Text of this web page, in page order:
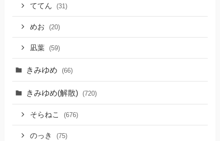
ててん (31)
めお (20)
凪葉 (59)
きみゆめ (66)
きみゆめ(解散) (720)
そらねこ (676)
のっき (75)